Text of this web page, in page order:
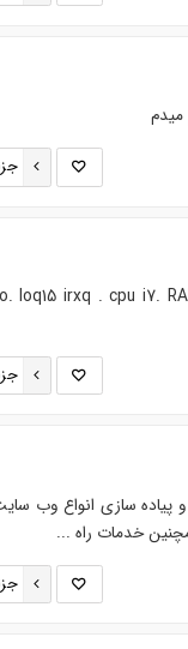
loq15 irxq . cpu i7.
و پیاده سازی انواع وب
خدمات راه ...